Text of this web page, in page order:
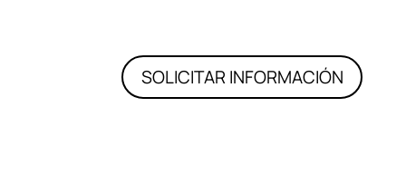
SOLICITAR INFORMACIÓN